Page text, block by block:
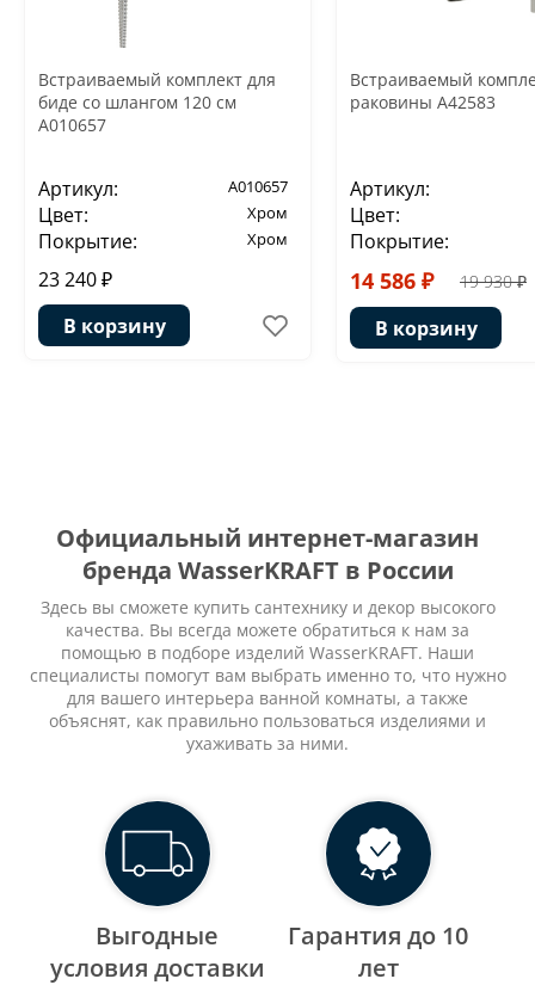
Встраиваемый комплект для
биде со шлангом 120 см
A010657
Артикул: A010657
Цвет: Хром
Покрытие: Хром
23 240 ₽
В корзину
Встраиваемый
раковины A42583
Артикул:
Цвет:
Покрытие:
14 586 ₽ 19 930 ₽
В корзину
Официальный интернет-магазин
бренда WasserKRAFT в России
Здесь вы сможете купить сантехнику и декор высокого
качества. Вы всегда можете обратиться к нам за
помощью в подборе изделий WasserKRAFT. Наши
специалисты помогут вам выбрать именно то, что нужно
для вашего интерьера ванной комнаты, а также
объяснят, как правильно пользоваться изделиями и
ухаживать за ними.
Выгодные
уcловия доставки
Гарантия до 10
лет